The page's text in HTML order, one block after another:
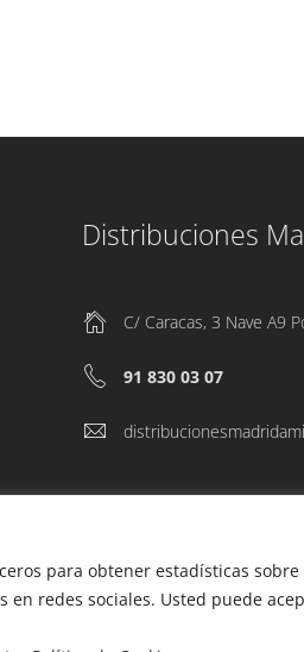
para obtener estadísticas
redes sociales. Usted puede
Distribuciones
C/ Caracas, 3 Nave A9
91 830 03 07